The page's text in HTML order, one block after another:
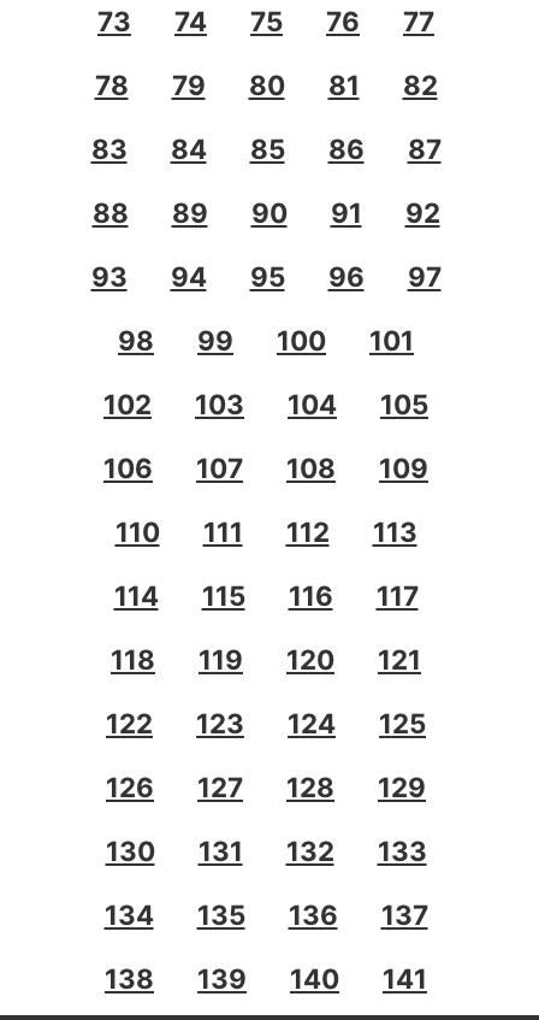
73
74 75 76
77
78
79 80 81
82
83
84 85 86
87
88
89 90 91
92
93
94 95 96
97
98
99 100
101
102
103 104
105
106
107 108
109
110
111 112
113
114
115 116
117
118
119 120
121
122
123 124
125
126
127 128
129
130
131 132
133
134
135 136
137
138
139 140 141